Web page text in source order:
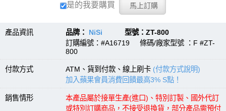
是的我要購買
產品資訊 品牌： NiSi 型號：ZT-800
訂購編號：#A16719 條碼/廠家型號 ：F #ZT-
800
付款方式 ATM、貨到付款、線上刷卡 (付款方式說明)
加入蘋果會員消費回饋最高3% S點！
銷售情形
本產品屬於接單生產(進口)、特別訂製、國外代訂
或特別訂購商品，不接受退換貨，部分產品需預付